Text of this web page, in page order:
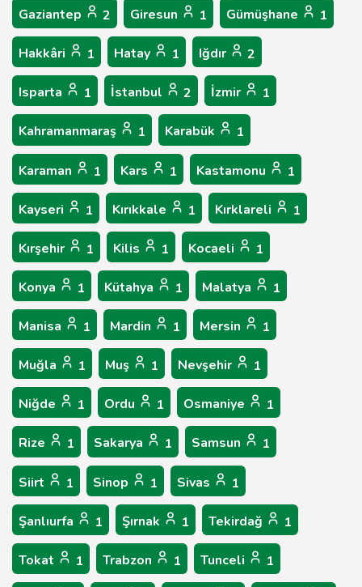
Gaziantep 2 Giresun 1 Gümüşhane 1
Hakkâri 1 Hatay 1 Iğdır 2
Isparta 1 İstanbul 2 İzmir 1
Kahramanmaraş 1 Karabük 1
Karaman 1 Kars 1 Kastamonu 1
Kayseri 1 Kırıkkale 1 Kırklareli 1
Kırşehir 1 Kilis 1 Kocaeli 1
Konya 1 Kütahya 1 Malatya 1
Manisa 1 Mardin 1 Mersin 1
Muğla 1 Muş 1 Nevşehir 1
Niğde 1 Ordu 1 Osmaniye 1
Rize 1 Sakarya 1 Samsun 1
Siirt 1 Sinop 1 Sivas 1
Şanlıurfa 1 Şırnak 1 Tekirdağ 1
Tokat 1 Trabzon 1 Tunceli 1